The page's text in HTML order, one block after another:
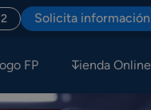
Solicita información
FP Tienda Online